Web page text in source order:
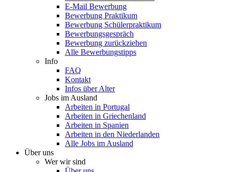
E-Mail Bewerbung
Bewerbung Praktikum
Bewerbung Schülerpraktikum
Bewerbungsgespräch
Bewerbung zurückziehen
Alle Bewerbungstipps
Info
FAQ
Kontakt
Infos über Alter
Jobs im Ausland
Arbeiten in Portugal
Arbeiten in Griechenland
Arbeiten in Spanien
Arbeiten in den Niederlanden
Alle Jobs im Ausland
Über uns
Wer wir sind